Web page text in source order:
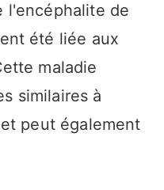
l'encéphalite de
été liée aux
maladie
similaires à
peut également